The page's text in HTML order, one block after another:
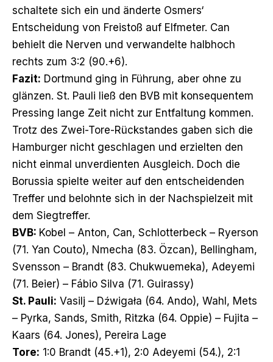
schaltete sich ein und änderte Osmers‘
Entscheidung von Freistoß auf Elfmeter. Can
behielt die Nerven und verwandelte halbhoch
rechts zum 3:2 (90.+6).
Fazit: Dortmund ging in Führung, aber ohne zu
glänzen. St. Pauli ließ den BVB mit konsequentem
Pressing lange Zeit nicht zur Entfaltung kommen.
Trotz des Zwei-Tore-Rückstandes gaben sich die
Hamburger nicht geschlagen und erzielten den
nicht einmal unverdienten Ausgleich. Doch die
Borussia spielte weiter auf den entscheidenden
Treffer und belohnte sich in der Nachspielzeit mit
dem Siegtreffer.
BVB: Kobel – Anton, Can, Schlotterbeck – Ryerson
(71. Yan Couto), Nmecha (83. Özcan), Bellingham,
Svensson – Brandt (83. Chukwuemeka), Adeyemi
(71. Beier) – Fábio Silva (71. Guirassy)
St. Pauli: Vasilj – Dźwigała (64. Ando), Wahl, Mets
– Pyrka, Sands, Smith, Ritzka (64. Oppie) – Fujita –
Kaars (64. Jones), Pereira Lage
Tore: 1:0 Brandt (45.+1), 2:0 Adeyemi (54.), 2:1